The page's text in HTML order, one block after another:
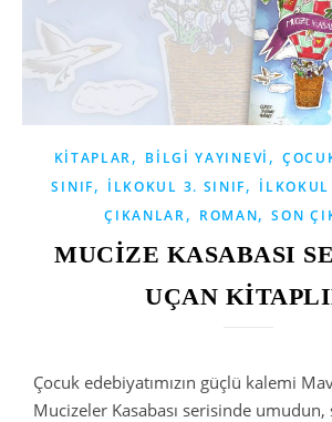
KITAPLAR, BILGI YAYINEVI ,
SINIF, İLKOKUL 3. SINIF,
ÇIKANLAR, ROMAN,SON
MUCİZE KASABASI
UÇAN
Çocuk edebiyatımızın güçlü kalemi
Mucizeler Kasabası serisinde umudun,